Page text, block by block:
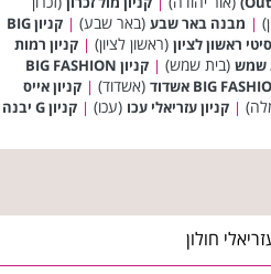
| מבנה באר שבע (באר שבע) |
קניון BIG
(ראשון לציון) | קניון רמות
(בית שמש) |
קניון BIG FASHION
(אשדוד) | קניון אייס
| קניון עזריאלי עכו (עכו) | קניון G יבנה
חולון